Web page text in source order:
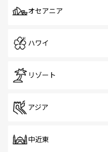
オセアニア
ハワイ
リゾート
アジア
中近東